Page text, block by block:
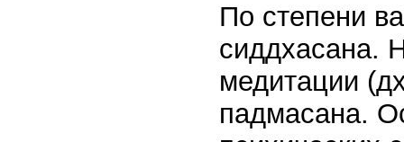
По степени
сиддхасана.
медитации
падмасана.